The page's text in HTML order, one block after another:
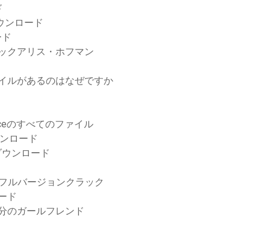
ンロード
クアリス・ホフマン
ルがあるのはなぜですか
のすべてのファイル
ロード
ンロード
ルバージョンクラック
ド
のガールフレンド